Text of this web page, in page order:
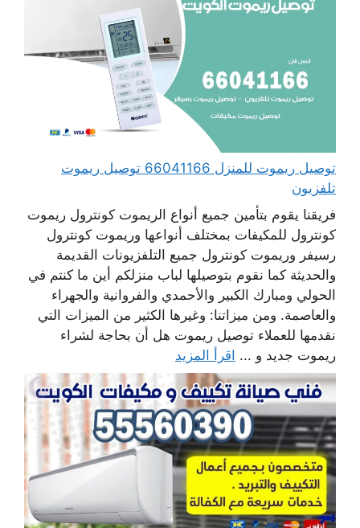
توصيل ريموت للمنزل 66041166 توصيل ريموت
تلفزيون
فريقنا يقوم بتأمين جميع أنواع الريموت كونترول ريموت
كونترول للمكيفات بمختلف أنواعها وريموت كونترول
رسيفر وريموت كونترول جميع التلفزيونات القديمة
والحديثة كما نقوم بتوصيلها لباب منزلكم أين ما كنتم في
الحولي ومبارك الكبير والأحمدي والفروانية والجهراء
والعاصمة. ومن ميزاتنا: وغيرها الكثير من الميزات التي
نقدمها للعملاء توصيل ريموت هل أن بحاجة لشراء
ريموت جديد و ... اقرأ المزيد